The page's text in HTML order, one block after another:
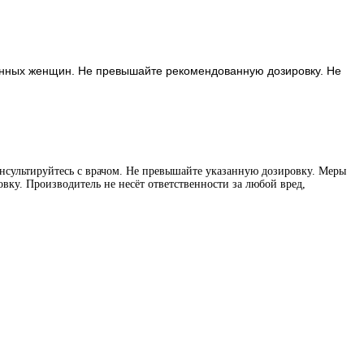
женщин. Не превышайте рекомендованную дозировку. Не
с врачом. Не превышайте указанную дозировку. Меры
Производитель не несёт ответственности за любой вред,